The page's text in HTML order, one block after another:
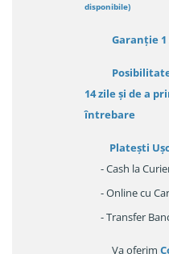
disponibile)
Garanție
14 zileși de a
întrebare
Platești
- Cash la
- Online cu
- Transfer
Va oferim